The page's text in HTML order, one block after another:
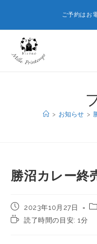
ご予約はお
> お知らせ >
勝沼カレー終
2023年10月27日
読了時間の目安: 1分